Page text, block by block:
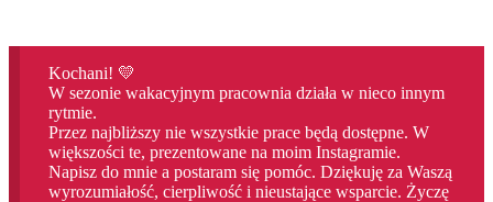
Kochani! 💛
W sezonie wakacyjnym pracownia działa w nieco innym
rytmie.
Przez najbliższy nie wszystkie prace będą dostępne. W
większości te, prezentowane na moim Instagramie.
Napisz do mnie a postaram się pomóc. Dziękuję za Waszą
wyrozumiałość, cierpliwość i nieustające wsparcie. Życzę